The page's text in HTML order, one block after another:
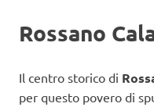
Rossano
Il centro storico di
per questo povero di